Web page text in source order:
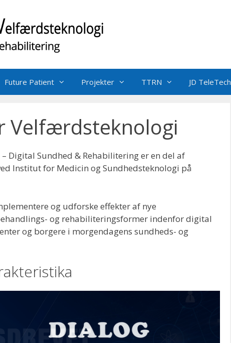
Future Patient Projekter TTRN JD TeleTech
Velfærdsteknologi
Digital Sundhed & Rehabilitering er en del af
Institut for Medicin og Sundhedsteknologi på
og udforske effekter af nye
og rehabiliteringsformer indenfor digital
og borgere i morgendagens sundheds- og